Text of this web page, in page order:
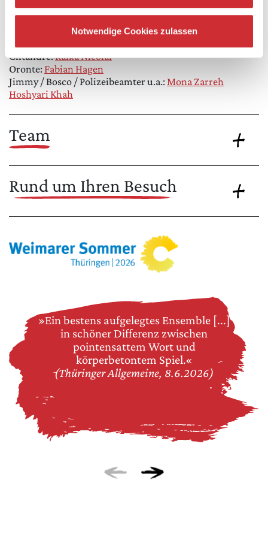
Notwendige Cookies zulassen
Célimène:Katharina Hackhausen
Eliante:Annelie Korn
Zainab Alsawah
Clitandre:Raika Nicolai
Oronte: Fabian Hagen
Jimmy / Bosco / Polizeibeamter u.a.: Mona Zarreh
Hoshyari Khah
Team
Rund um Ihren Besuch
»Ein bestens aufgelegtes Ensemble [...]
in schöner Differenz zwischen
pointensattem Wort und
körperbetontem Spiel.«
(Thüringer Allgemeine, 8.6.2026)